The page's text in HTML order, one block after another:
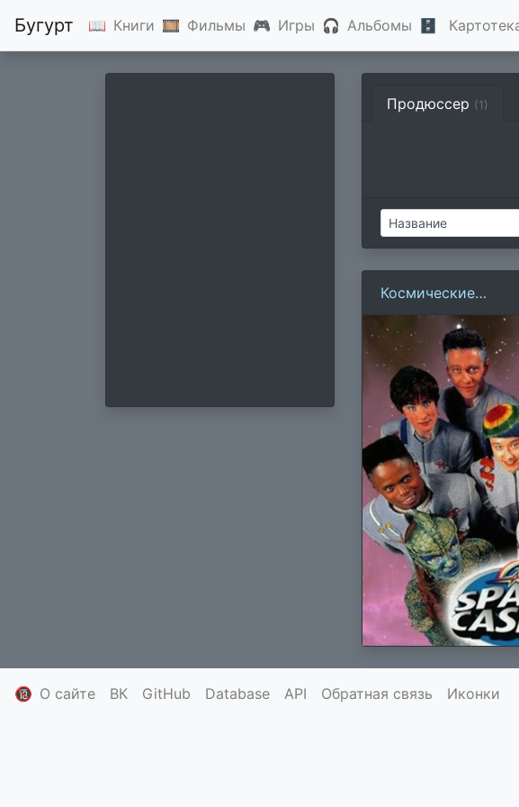
Бугурт 📖 Книги 🎞 Фильмы 🎮 Игры 🎧 Альбомы 🗄
Продюссер (1)
Космические
приключения
🔞 О сайте ВК GitHub Database API Обратная связь Иконки